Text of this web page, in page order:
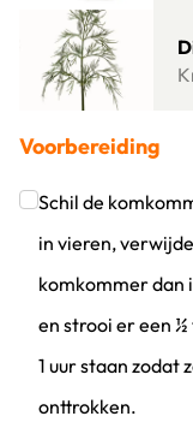
Lees meer over Dille
Voorbereiding
Schil de
in vieren,
komkommer dan
en strooi er een
1 uur staan zodat
onttrokken.